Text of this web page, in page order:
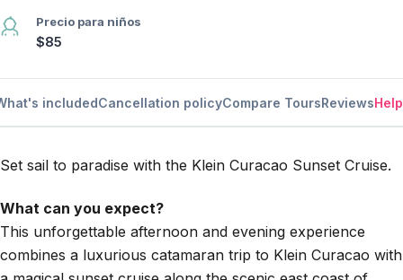
Precio para niños
$85
includedCancellation policyCompare ToursReviewsHelp
Set sail to paradise with the Klein Curacao Sunset Cruise.
What can you expect?
This unforgettable afternoon and evening experience
combines a luxurious catamaran trip to Klein Curacao with